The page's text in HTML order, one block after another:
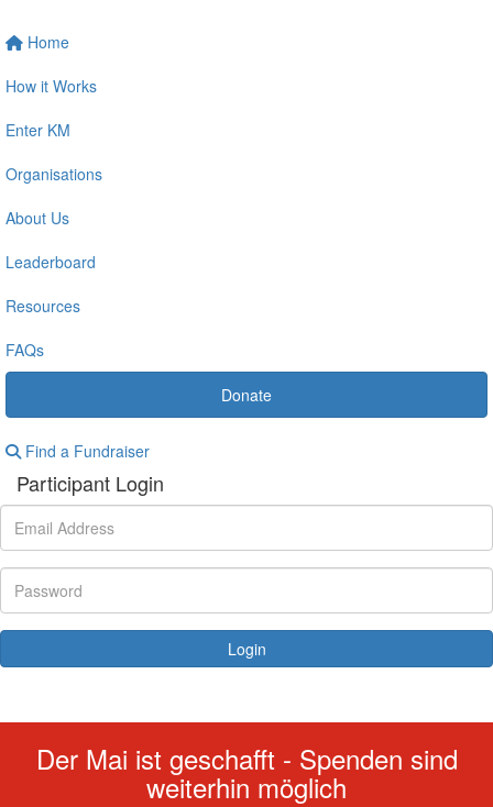
Home
How it Works
Enter KM
Organisations
About Us
Leaderboard
Resources
FAQs
Donate
Find a Fundraiser
Participant Login
Login
Der Mai ist geschafft - Spenden sind
weiterhin möglich